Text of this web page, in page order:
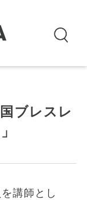
ブレスレ
講師とし